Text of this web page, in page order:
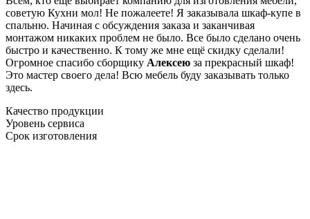
советую Кухни мол! Не пожалеете! Я заказывала шкаф-купе в
спальню. Начиная с обсуждения заказа и заканчивая
монтажом никаких проблем не было. Все было сделано очень
быстро и качественно. К тому же мне ещё скидку сделали!
Огромное спасибо сборщику Алексею за прекрасный шкаф!
Это мастер своего дела! Всю мебель буду заказывать только
здесь.
Качество продукции
Уровень сервиса
Срок изготовления